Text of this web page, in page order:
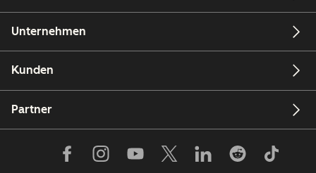
Unternehmen
Kunden
Partner